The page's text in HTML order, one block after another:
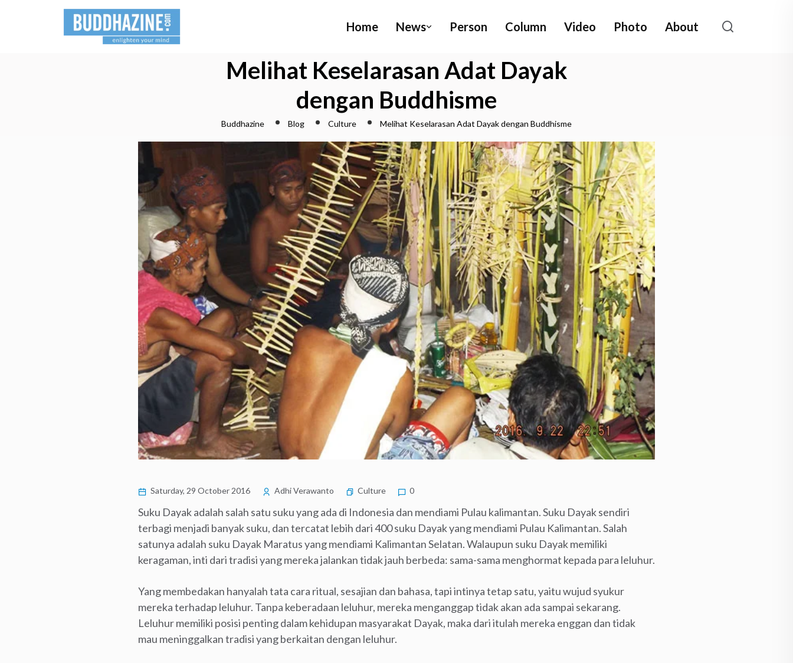
Home News Person Column Video Photo About
Melihat Keselarasan Adat Dayak
dengan Buddhisme
Buddhazine Blog Culture Melihat Keselarasan Adat Dayak dengan Buddhisme
Saturday, 29 October 2016 Adhi Verawanto Culture 0
Suku Dayak adalah salah satu suku yang ada di Indonesia dan mendiami Pulau kalimantan. Suku Dayak sendiri
terbagi menjadi banyak suku, dan tercatat lebih dari 400 suku Dayak yang mendiami Pulau Kalimantan. Salah
satunya adalah suku Dayak Maratus yang mendiami Kalimantan Selatan. Walaupun suku Dayak memiliki
keragaman, inti dari tradisi yang mereka jalankan tidak jauh berbeda: sama-sama menghormat kepada para leluhur.
Yang membedakan hanyalah tata cara ritual, sesajian dan bahasa, tapi intinya tetap satu, yaitu wujud syukur
mereka terhadap leluhur. Tanpa keberadaan leluhur, mereka menganggap tidak akan ada sampai sekarang.
Leluhur memiliki posisi penting dalam kehidupan masyarakat Dayak, maka dari itulah mereka enggan dan tidak
mau meninggalkan tradisi yang berkaitan dengan leluhur.